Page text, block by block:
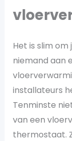
Het is slim
niemand aan
installateurs
Tenminste
van een
thermostaat.